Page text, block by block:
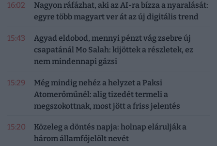
16:02
Nagyon ráfázhat, aki az AI-ra bízza a nyaralását:
egyre több magyart ver át az új digitális trend
15:43
Agyad eldobod, mennyi pénzt vág zsebre új
csapatánál Mo Salah: kijöttek a részletek, ez
nem mindennapi gázsi
15:29
Még mindig nehéz a helyzet a Paksi
Atomerőműnél: alig tizedét termeli a
megszokottnak, most jött a friss jelentés
15:20
Közeleg a döntés napja: holnap elárulják a
három államfőjelölt nevét